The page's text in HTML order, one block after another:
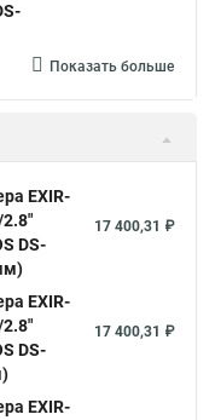
ds
Hikvision ds 2ce16d8t
купольная
Показать больше
EXIR-
DS-
17 400,31 ₽
EXIR-
DS-
17 400,31 ₽
EXIR-